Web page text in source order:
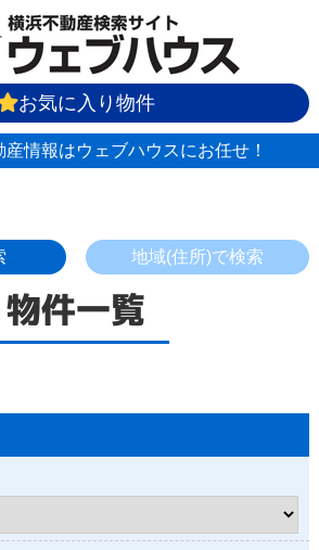
お気に入り物件
情報はウェブハウスにお任せ！
地域(住所)で検索
物件一覧